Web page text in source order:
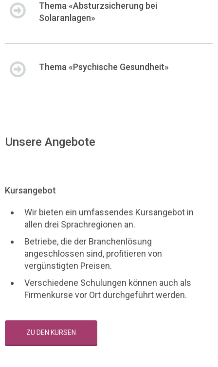
Thema «Absturzsicherung bei
Solaranlagen»
Thema «Psychische Gesundheit»
Unsere Angebote
Kursangebot
Wir bieten ein umfassendes Kursangebot in
allen drei Sprachregionen an.
Betriebe, die der Branchenlösung
angeschlossen sind, profitieren von
vergünstigten Preisen.
Verschiedene Schulungen können auch als
Firmenkurse vor Ort durchgeführt werden.
ZU DEN KURSEN